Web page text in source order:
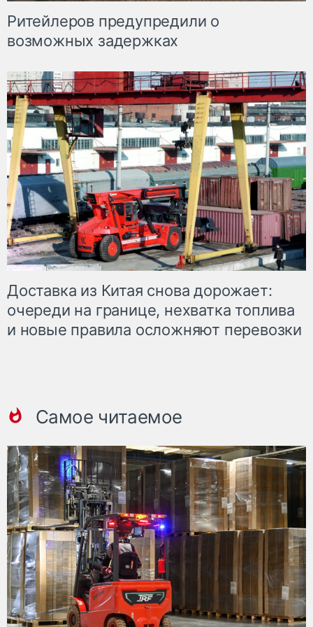
Ритейлеров предупредили о
возможных задержках
Доставка из Китая снова дорожает:
очереди на границе, нехватка топлива
и новые правила осложняют перевозки
Самое читаемое